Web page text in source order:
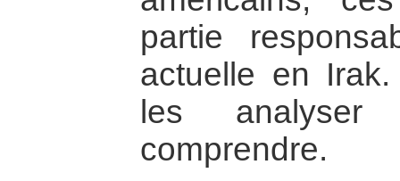
partie
actuelle en
les
comprendre.